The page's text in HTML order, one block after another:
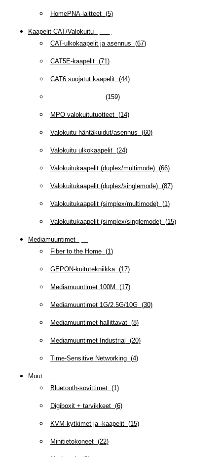
HomePNA-laitteet(5)
Kaapelit CAT/Valokuitu(
CAT-ulkokaapelit ja asennus (67)
CAT5E-kaapelit(71 )
CAT6 suojatut kaapelit(44)
(159)
MPO valokuitutuotteet(14)
Valokuitu häntäkuidut/asennus (60)
Valokuitu ulkokaapelit(24)
Valokuitukaapelit (duplex/multimode)(66)
Valokuitukaapelit (duplex/singlemode)(87)
Valokuitukaapelit (simplex/multimode)(1 )
Valokuitukaapelit (simplex/singlemode)(15)
Mediamuuntimet(
Fiber to the Home(1 )
GEPON-kuitutekniikka(17)
Mediamuuntimet 100M (17)
Mediamuuntimet 1G/2.5G/10G(30)
Mediamuuntimet hallittavat(8)
Mediamuuntimet Industrial (20)
Time-Sensitive Networking(4)
Muut(
Bluetooth-sovittimet(1 )
Digiboxit + tarvikkeet(6)
KVM-kytkimet ja -kaapelit(15)
Minitietokoneet(22)